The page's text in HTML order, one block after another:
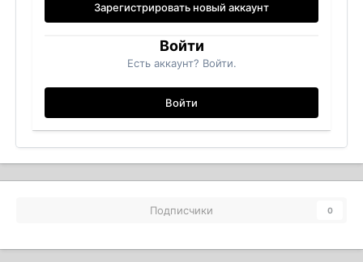
Зарегистрировать новый аккаунт
Войти
Есть аккаунт? Войти.
Войти
Подписчики 0